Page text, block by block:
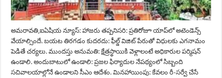
అమరావతి,ఐఏషియ న్యూస్: హాజరు తప్పనిసరి: ప్రతిరోజూ యాప్‌లో అటెండెన్స్
వేయాల్సిందే. బయట తిరగడం కుదరదు: ఫీల్డ్ విజిట్ పేరుతో విధులకు ఎగనామం
పెడితే చర్యలు. ముందస్తు అనుమతి: క్షేత్రస్థాయికి వెళ్లాలంటే అధికారుల పర్మిషన్
ఉండాలి. అందుబాటులో ఉండాలి: ప్రజల ఫిర్యాదుల నేపథ్యంలో సిబ్బంది
సచివాలయాల్లోనే ఉండాలని సీఎం ఆదేశం. మినహాయింపు: కేవలం రీ-సర్వే చేసే